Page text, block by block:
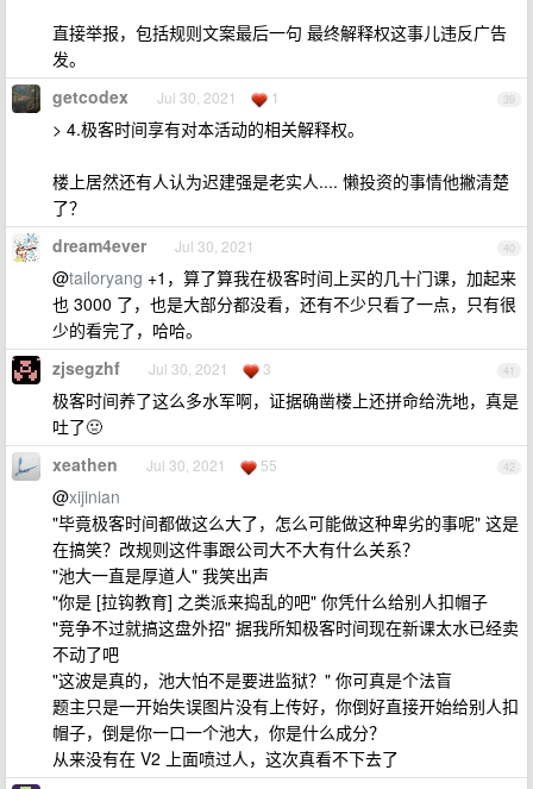
直接举报，包括规则文案最后一句 最终解释权这事儿违反广告
发。
39
getcodex Jul 30, 2021 1
> 4.极客时间享有对本活动的相关解释权。
楼上居然还有人认为迟建强是老实人.... 懒投资的事情他撇清楚
了？
40
dream4ever Jul 30, 2021
@tailoryang +1，算了算我在极客时间上买的几十门课，加起来
也 3000 了，也是大部分都没看，还有不少只看了一点，只有很
少的看完了，哈哈。
41
zjsegzhf Jul 30, 2021 3
极客时间养了这么多水军啊，证据确凿楼上还拼命给洗地，真是
吐了🤢
42
xeathen Jul 30, 2021 55
@xijinian
"毕竟极客时间都做这么大了，怎么可能做这种卑劣的事呢" 这是
在搞笑？改规则这件事跟公司大不大有什么关系？
"池大一直是厚道人" 我笑出声
"你是 [拉钩教育] 之类派来捣乱的吧" 你凭什么给别人扣帽子
"竞争不过就搞这盘外招" 据我所知极客时间现在新课太水已经卖
不动了吧
"这波是真的，池大怕不是要进监狱？" 你可真是个法盲
题主只是一开始失误图片没有上传好，你倒好直接开始给别人扣
帽子，倒是你一口一个池大，你是什么成分？
从来没有在 V2 上面喷过人，这次真看不下去了